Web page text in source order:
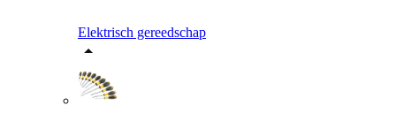
Elektrisch gereedschap